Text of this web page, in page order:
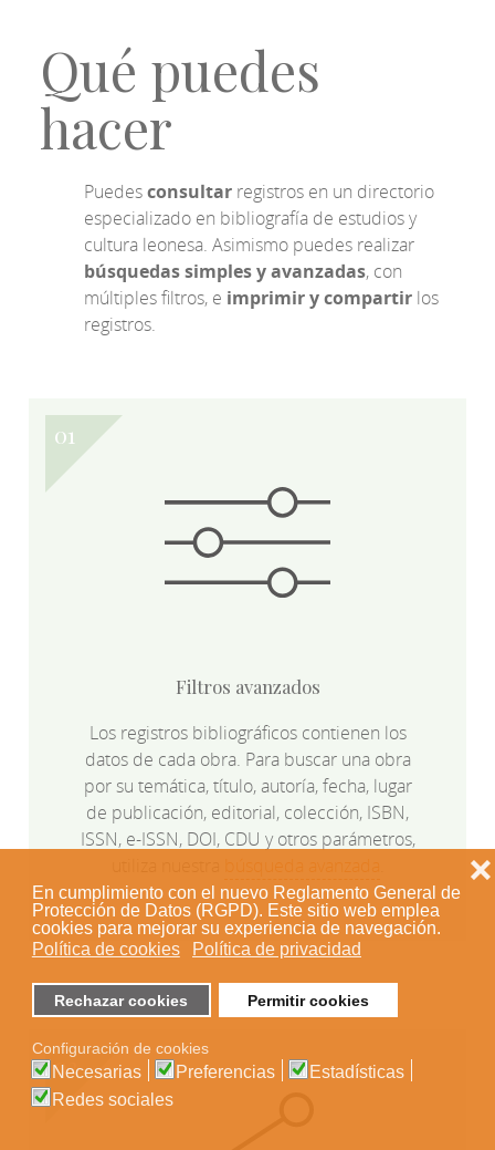
En cumplimiento con el nuevo Reglamento General de
Protección de Datos (RGPD). Este sitio web emplea
cookies para mejorar su experiencia de navegación.
Política de cookies
Política de privacidad
Rechazar cookies Permitir cookies
❌
Configuración de cookies
Necesarias Preferencias
Estadísticas
Redes sociales
Qué puedes
hacer
Puedesconsultar registros en un directorio
especializado en bibliografía de estudios y
cultura leonesa. Asimismo puedes realizar
búsquedas simples y avanzadas, con
múltiples filtros, e imprimir y compartir los
registros.
Filtros avanzados
Los registros bibliográficos contienen los
datos de cada obra. Para buscar una obra
por su temática, título, autoría, fecha, lugar
de publicación, editorial, colección, ISBN,
ISSN, e-ISSN, DOI, CDU y otros parámetros,